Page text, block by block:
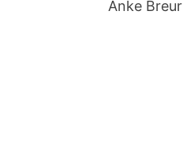
Anke Breur